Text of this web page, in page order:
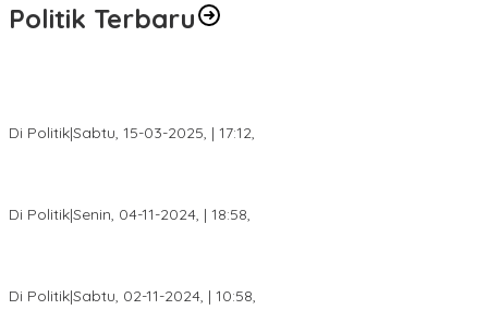
Politik Terbaru
Di Politik|Sabtu, 15-03-2025, | 17:12,
Di Politik|Senin, 04-11-2024, | 18:58,
Di Politik|Sabtu, 02-11-2024, | 10:58,